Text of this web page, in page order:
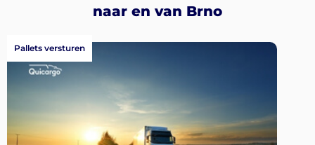
naar en van Brno
Pallets versturen